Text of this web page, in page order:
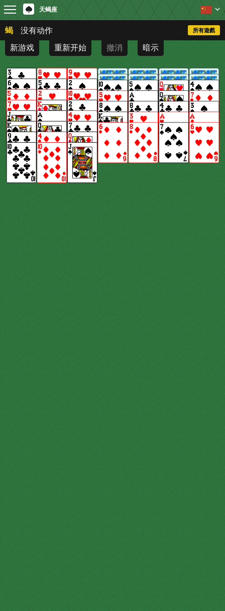
天蝎座
蝎 没有动作 所有遊戲
新游戏 重新开始 撤消 暗示